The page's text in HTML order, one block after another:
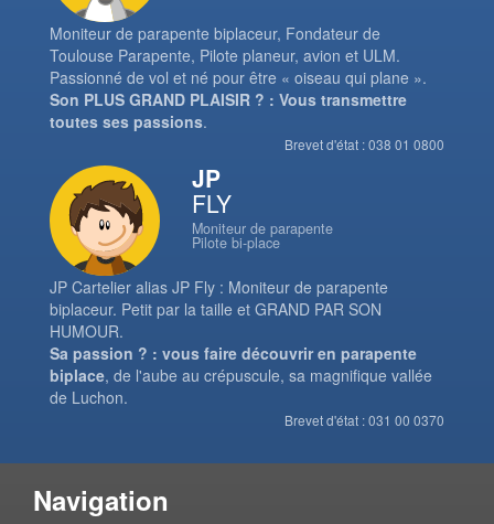
Moniteur de parapente biplaceur, Fondateur de
Toulouse Parapente, Pilote planeur, avion et ULM.
Passionné de vol et né pour être « oiseau qui plane ».
Son PLUS GRAND PLAISIR ? : Vous transmettre
toutes ses passions.
Brevet d'état : 038 01 0800
JP
FLY
Moniteur de parapente
Pilote bi-place
JP Cartelier alias JP Fly : Moniteur de parapente
biplaceur. Petit par la taille et GRAND PAR SON
HUMOUR.
Sa passion ? : vous faire découvrir en parapente
biplace, de l'aube au crépuscule, sa magnifique vallée
de Luchon.
Brevet d'état : 031 00 0370
Navigation